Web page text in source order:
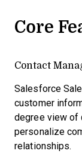
Core
Contact
Salesforce
customer
degree view of
personalize
relationships.